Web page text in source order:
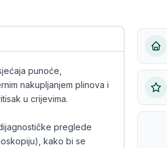
punoće,
nakupljanjem plinova i
u crijevima.
preglede
kako bi se